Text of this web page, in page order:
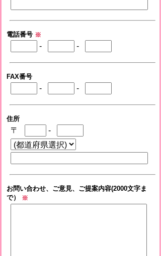
電話番号 ※
- -
FAX番号
- -
住所
〒 -
お問い合わせ、ご意見、ご提案内容(2000文字ま
で）
※